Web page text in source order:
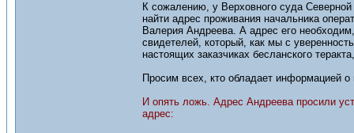
К сожалению, у Верховного суда
найти адрес проживания начальника
Валерия Андреева. А адрес его
свидетелей, который, как мы с
настоящих заказчиках бесланского
Просим всех, кто обладает информацией
И опять ложь. Адрес Андреева просили
адрес: